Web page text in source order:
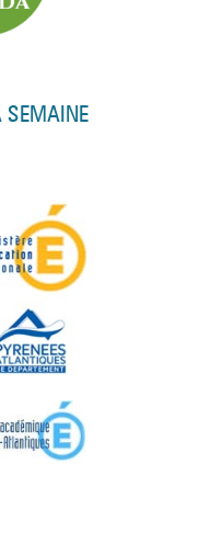
SEMAINE